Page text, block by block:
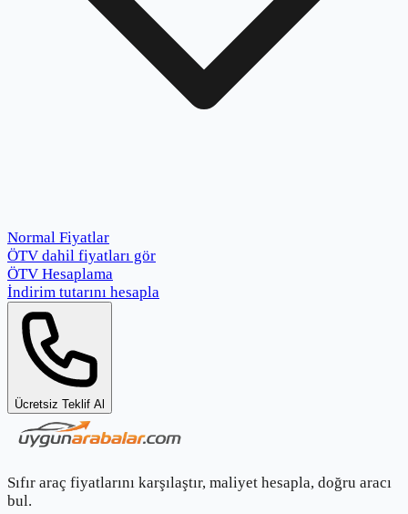
Normal Fiyatlar
ÖTV dahil fiyatları gör
ÖTV Hesaplama
İndirim tutarını hesapla
Ücretsiz Teklif Al
Sıfır araç fiyatlarını karşılaştır, maliyet hesapla, doğru aracı
bul.